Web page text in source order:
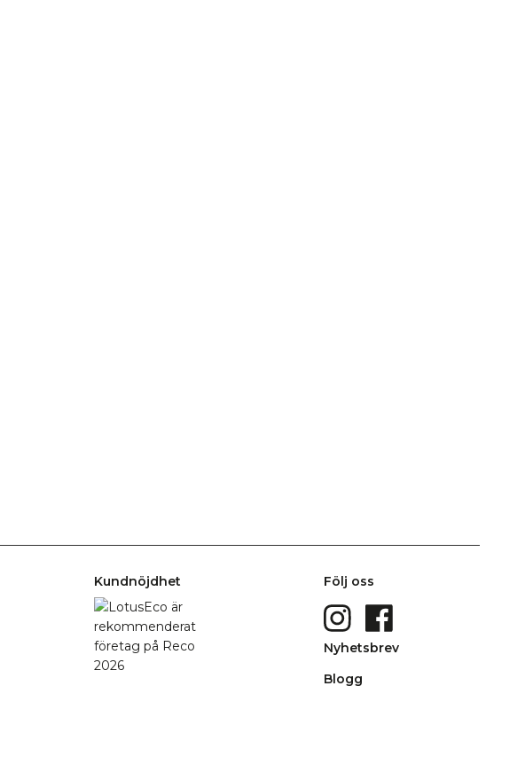
Kundnöjdhet Följ oss
Nyhetsbrev
Blogg